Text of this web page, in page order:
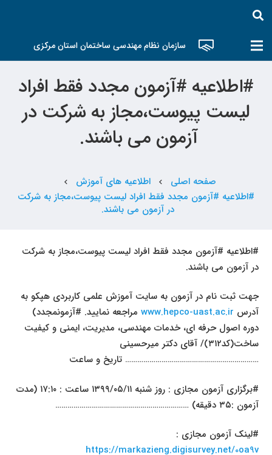
سازمان نظام مهندسی ساختمان استان مرکزی
#اطلاعیه #آزمون مجدد فقط افراد
لیست پیوست،مجاز به شرکت در
آزمون می باشند.
صفحه اصلی chevron_left اطلاعیه های آموزش chevron_left
#اطلاعیه #آزمون مجدد فقط افراد لیست پیوست،مجاز به شرکت
در آزمون می باشند.
#اطلاعیه #آزمون مجدد فقط افراد لیست پیوست،مجاز به شرکت
در آزمون می باشند.
جهت ثبت نام در آزمون به سایت آموزش علمی کاربردی هپکو به
آدرس www.hepco-uast.ac.ir مراجعه نمایید. #آزمونمجدد)
دوره اصول حرفه ای، خدمات مهندسی، مدیریت، ایمنی و کیفیت
ساخت(کد۳۱۲)/ آقای دکتر میرحسینی
………………………………………………………… تاریخ و ساعت
#برگزاری آزمون مجازی : روز شنبه ۱۳۹۹/۰۵/۱۱ ساعت : ۱۷:۱۰ (مدت
آزمون :۳۵ دقیقه) …………………………………………………………
#لینک آزمون مجازی :
https://markazieng.digisurvey.net/0oa9v